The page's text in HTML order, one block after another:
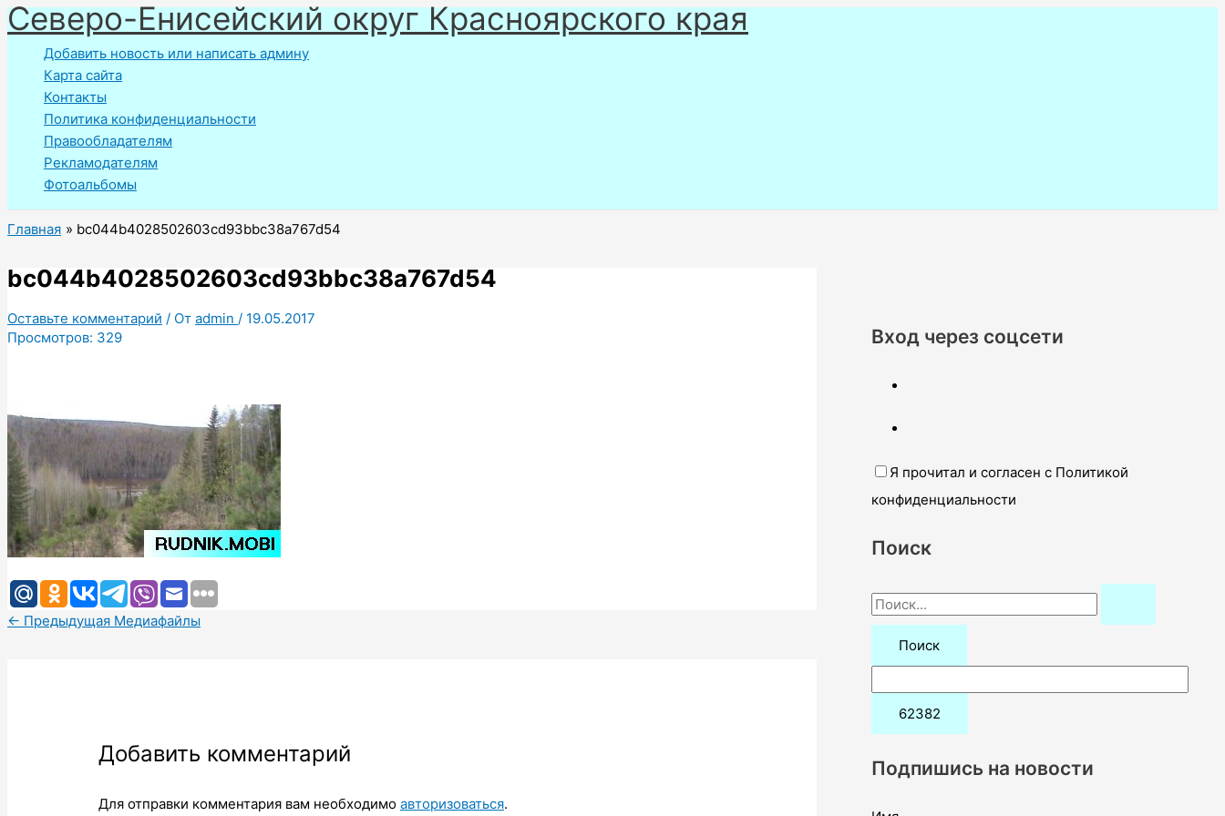
Перейти
к
содержимому
Северо-Енисейский округ Красноярского края
Добавить новость или написать админу
Карта сайта
Контакты
Политика конфиденциальности
Правообладателям
Рекламодателям
Фотоальбомы
Главная bc044b4028502603cd93bbc38a767d54
bc044b4028502603cd93bbc38a767d54
Оставьте комментарий / От admin / 19.05.2017
Просмотров: 329
← Предыдущая Медиафайлы
Добавить комментарий
Для отправки комментария вам необходимоавторизоваться.
Вход через соцсети
Я прочитал и согласен с Политикой
конфиденциальности
Поиск
П
о
:
Подпишись на новости